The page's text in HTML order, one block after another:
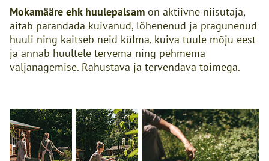
Mokamääre ehk huulepalsam on aktiivne niisutaja,
aitab parandada kuivanud, lõhenenud ja pragunenud
huuli ning kaitseb neid külma, kuiva tuule mõju eest
ja annab huultele tervema ning pehmema
väljanägemise. Rahustava ja tervendava toimega.